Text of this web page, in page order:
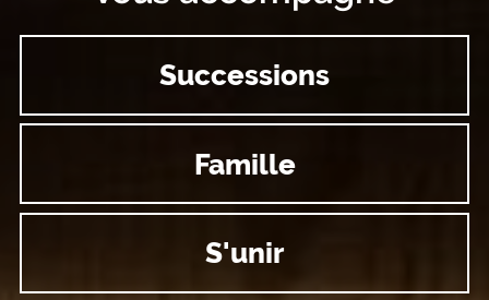
Successions
Famille
S'unir